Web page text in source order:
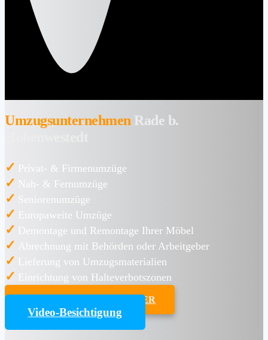
Umzugsunternehmen Rade b.
✓ Privat- & Firmenumzüge
✓ Nah- & Fernumzüge
✓ Seniorenumzüge
✓ Europaweite Umzüge
✓ Demontage und Remontage Ihrer Möbel
✓ Abrechnung mit Behörden oder Arbeitgeber
✓ Lieferung von Umzugsmaterialien
✓ Einrichtung von Halteverbotszonen
UMZUGSKOSTENRECHNER
Video-Besichtigung